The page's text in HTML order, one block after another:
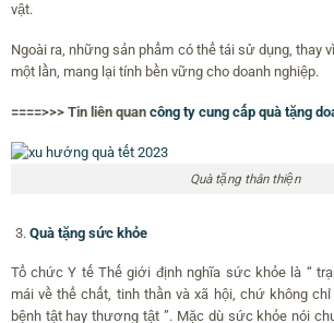
vật.
Ngoài ra, những sản phẩm có thể tái sử dụng, thay
một lần, mang lại tính bền vững cho doanh nghiệp.
====>>> Tin liên quan công ty cung cấp quà tặng
Quà tặng thân thiện
Quà tặng sức khỏe
Tổ chức Y tế Thế giới định nghĩa sức khỏe là “
mái về thể chất, tinh thần và xã hội, chứ không
bệnh tật hay thương tật ”. Mặc dù sức khỏe nói